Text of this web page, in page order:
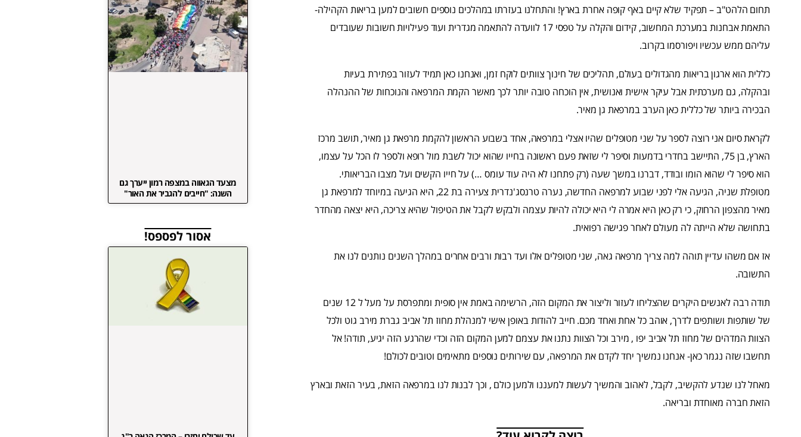
תחום הלהט"ב – תפקיד שלא קיים באף קופה אחרת בארץ! והתחלנו בעזרתו במהלכים נוספים חשובים למען בריאות הקהילה-
התאמת אבחנות במערכת המחשוב, קידום והקלה על טפסי 17 לוועדה להתאמה מגדרית ועוד פעילויות חשובות שעובדים
עליהם ממש עכשיו ויפורסמו בקרוב.
כללית הוא ארגון בריאות מהגדולים בעולם, תהליכים של חינוך צוותים לוקח זמן, ואנחנו כאן תמיד לעזור בפתירת בעיות
ובהקלה, גם מערכתית אבל עיקר אישית ואנושית, אין הוכחה טובה יותר לכך מאשר הקמת המרפאה והנוכחות של ההנהלה
הבכירה ביותר של כללית כאן הערב במרפאת גן מאיר.
לקראת סיום אני רוצה לספר על שני מטופלים שהיו אצלי במרפאה, אחד בשבוע הראשון להקמת מרפאת גן מאיר, תושב מרכז
הארץ, בן 75, התיישב בחדרי בדמעות וסיפר לי שזאת פעם ראשונה בחייו שהוא יכול לשבת מול רופא ולספר לו הכל על עצמו,
הוא סיפר לי שהוא הומו ובודד, דברנו במשך שעה (רק פתחנו לא היה עוד עומס …) על חייו הקשים ועל מצבו הבריאותי.
מטופלת שניה, הגיעה אלי לפני שבוע למרפאה החדשה, נערה טרנסג'נדרית צעירה בת 22, היא הגיעה במיוחד למרפאת גן
מאיר מהצפון הרחוק, כי רק כאן היא אמרה לי היא יכולה להיות עצמה ולבקש לקבל את הטיפול שהיא צריכה, היא יצאה מהחדר
בתחושה שלא הייתה לה מעולם לאחר פגישה רפואית.
אז אם משהו עדיין תוהה למה צריך מרפאה גאה, שני מטופלים אלו ועד רבות ורבים אחרים במהלך השנים נותנים לנו את
התשובה.
תודה רבה לאנשים היקרים שהצליחו לעזור וליצור את המקום הזה, הרשימה באמת אין סופית ומתפרסת על מעל ל 12 שנים
של שותפות ושותפים לדרך, אוהב כל אחת ואחד מכם. חייב להודות באופן אישי למנהלת מחוז תל אביב גברת מירב גוט ולכל
הצוות המדהים של מחוז תל אביב יפו , מירב וכל הצוות נתנו את עצמם למען המקום הזה וכדי שהרגע הזה יגיע, תודה! אל
תחשבו שזה נגמר כאן- אנחנו נמשיך יחד לקדם את המרפאה, עם שירותים נוספים מתאימים וטובים לכולם!
מאחל לנו שנדע להקשיב, לקבל, לאהוב והמשיך לעשות למעננו ולמען כולם , וכך לבנות לנו במרפאה הזאת, בעיר הזאת ובארץ
הזאת חברה מאוחדת ובריאה.
מצעד הגאווה במצפה רמון ייערך גם
השנה: "חייבים להגביר את האור"
אסור לפספס!